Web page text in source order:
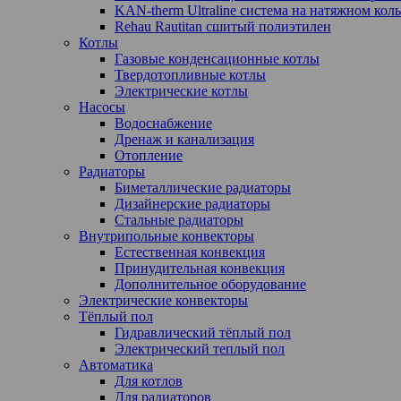
KAN-therm Ultraline система на натяжном
Rehau Rautitan сшитый полиэтилен
Котлы
Газовые конденсационные котлы
Твердотопливные котлы
Электрические котлы
Насосы
Водоснабжение
Дренаж и канализация
Отопление
Радиаторы
Биметаллические радиаторы
Дизайнерские радиаторы
Стальные радиаторы
Внутрипольные конвекторы
Естественная конвекция
Принудительная конвекция
Дополнительное оборудование
Электрические конвекторы
Тёплый пол
Гидравлический тёплый пол
Электрический теплый пол
Автоматика
Для котлов
Для радиаторов